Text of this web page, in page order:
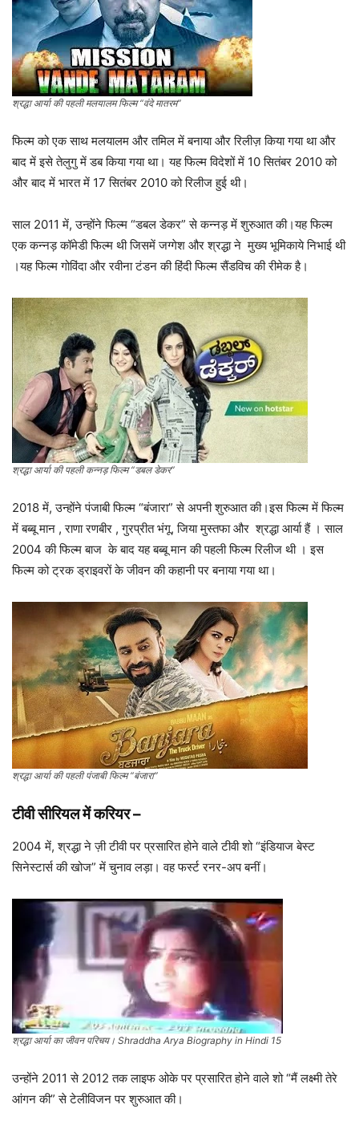
श्रद्धा आर्या की पहली मलयालम फिल्म “वंदे मातरम”
फिल्म को एक साथ मलयालम और तमिल में बनाया और रिलीज़ किया गया था और
बाद में इसे तेलुगु में डब किया गया था। यह फिल्म विदेशों में 10 सितंबर 2010 को
और बाद में भारत में 17 सितंबर 2010 को रिलीज हुई थी।
साल 2011 में, उन्होंने फिल्म “डबल डेकर” से कन्नड़ में शुरुआत की।यह फिल्म
एक कन्नड़ कॉमेडी फिल्म थी जिसमें जग्गेश और श्रद्धा ने मुख्य भूमिकाये निभाई थी
।यह फिल्म गोविंदा और रवीना टंडन की हिंदी फिल्म सैंडविच की रीमेक है।
श्रद्धा आर्या की पहली कन्नड़ फिल्म “डबल डेकर”
2018 में, उन्होंने पंजाबी फिल्म “बंजारा” से अपनी शुरुआत की।इस फिल्म में फिल्म
में बब्बू मान , राणा रणबीर , गुरप्रीत भंगू, जिया मुस्तफा और श्रद्धा आर्या हैं । साल
2004 की फिल्म बाज के बाद यह बब्बू मान की पहली फिल्म रिलीज थी । इस
फिल्म को ट्रक ड्राइवरों के जीवन की कहानी पर बनाया गया था।
श्रद्धा आर्या की पहली पंजाबी फिल्म “बंजारा”
टीवी सीरियल में करियर–
2004 में, श्रद्धा ने ज़ी टीवी पर प्रसारित होने वाले टीवी शो “इंडियाज बेस्ट
सिनेस्टार्स की खोज” में चुनाव लड़ा। वह फर्स्ट रनर-अप बनीं।
श्रद्धा आर्या का जीवन परिचय। Shraddha Arya Biography in Hindi 15
उन्होंने 2011 से 2012 तक लाइफ ओके पर प्रसारित होने वाले शो “मैं लक्ष्मी तेरे
आंगन की” से टेलीविजन पर शुरुआत की।